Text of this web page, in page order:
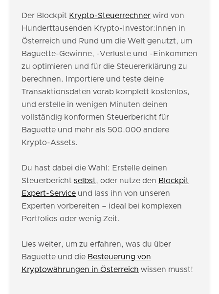
Der Blockpit Krypto-Steuerrechner wird von
Hunderttausenden Krypto-Investor:innen in
Österreich und Rund um die Welt genutzt, um
Baguette-Gewinne, -Verluste und -Einkommen
zu optimieren und für die Steuererklärung zu
berechnen. Importiere und teste deine
Transaktionsdaten vorab komplett kostenlos,
und erstelle in wenigen Minuten deinen
vollständig konformen Steuerbericht für
Baguette und mehr als 500.000 andere
Krypto-Assets.
Du hast dabei die Wahl: Erstelle deinen
Steuerbericht selbst, oder nutze den Blockpit
Expert-Service und lass ihn von unseren
Experten vorbereiten – ideal bei komplexen
Portfolios oder wenig Zeit.
Lies weiter, um zu erfahren, was du über
Baguette und die Besteuerung von
Kryptowährungen in Österreich wissen musst!